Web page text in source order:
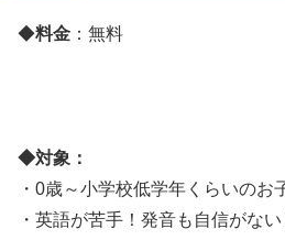
◆料金 ：無料
◆対象：
・0歳～小学校低学年くらいのお
・英語が苦手！発音も自信がな